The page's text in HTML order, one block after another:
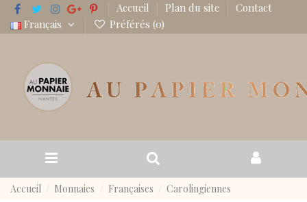
Accueil Plan du site
Contact
Français
Préférés (0)
Accueil Monnaies Françaises Carolingiennes